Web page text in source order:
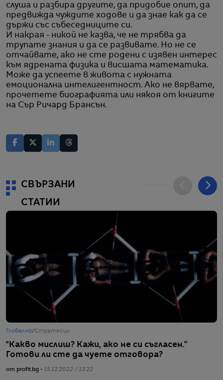
слуша и разбира другите, да придобие опит, да
предвижда чуждите ходове и да знае как да се
държи със събеседниците си.
И накрая - никой не казва, че не трябва да
трупате знания и да се развивате. Но не се
отчайвате, ако не сте родени с изявен интерес
към ядрената физика и висшата математика.
Може да успеете в живота с нужната
емоционална интелигентност. Ако не вярвате,
прочетете биографията или някоя от книгите
на Сър Ричард Брансън.
СВЪРЗАНИ
СТАТИИ
Глобално/Стратегии
"Какво мислиш? Кажи, ако не си съгласен.“
Готови ли сте да чуете отговора?
от profit.bg - 15.12.2022 / 13:22